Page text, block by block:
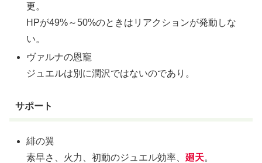
更。
HPが49%～50%のときはリアクションが発動しな
い。
ヴァルナの恩寵
ジュエルは別に潤沢ではないのであり。
サポート
緋の翼
素早さ、火力、初動のジュエル効率、廻天。